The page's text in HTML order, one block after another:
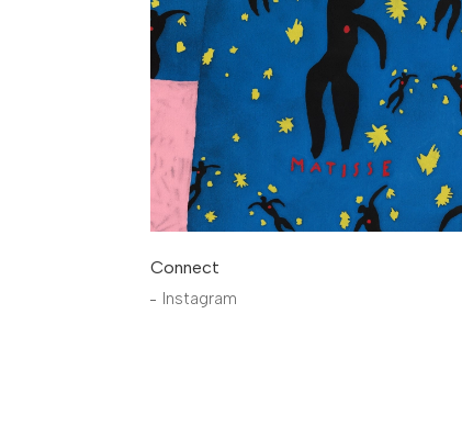
Connect
Instagram